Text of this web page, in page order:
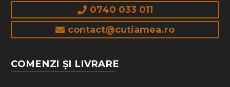
0740 033 011
contact@cutiamea.ro
COMENZI ȘI LIVRARE